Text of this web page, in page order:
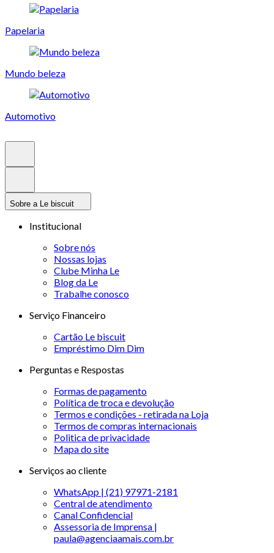
Papelaria
Mundo beleza
Automotivo
Sobre a Le biscuit
Institucional
Sobre nós
Nossas lojas
Clube Minha Le
Blog da Le
Trabalhe conosco
Serviço Financeiro
Cartão Le biscuit
Empréstimo Dim Dim
Perguntas e Respostas
Formas de pagamento
Política de troca e devolução
Termos e condições - retirada na Loja
Termos de compras internacionais
Politica de privacidade
Mapa do site
Serviços ao cliente
WhatsApp | (21) 97971-2181
Central de atendimento
Canal Confidencial
Assessoria de Imprensa |
paula@agenciaamais.com.br